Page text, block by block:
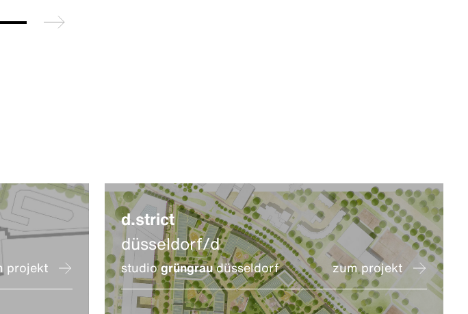
weiter
projekt
d.strict
düsseldorf/d
studiogrüngraudüsseldorf zum projekt